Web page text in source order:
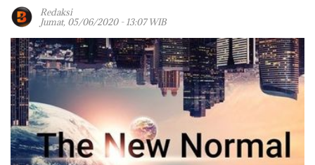
Redaksi
Jumat, 05/06/2020 - 13:07 WIB